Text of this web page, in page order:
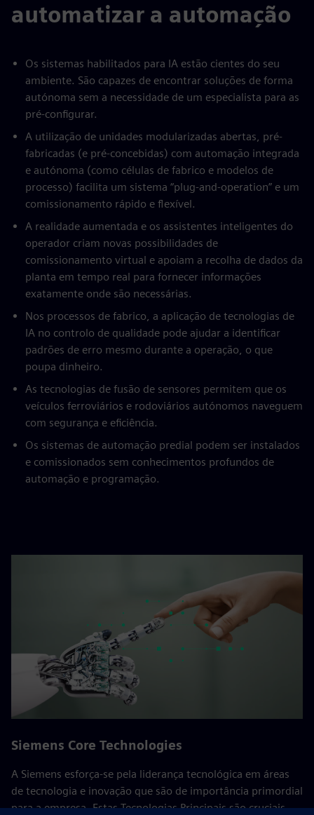
automatizar a automação
Os sistemas habilitados para IA estão cientes do seu
ambiente. São capazes de encontrar soluções de forma
autónoma sem a necessidade de um especialista para as
pré-configurar.
A utilização de unidades modularizadas abertas, pré-
fabricadas (e pré-concebidas) com automação integrada
e autónoma (como células de fabrico e modelos de
processo) facilita um sistema “plug-and-operation” e um
comissionamento rápido e flexível.
A realidade aumentada e os assistentes inteligentes do
operador criam novas possibilidades de
comissionamento virtual e apoiam a recolha de dados da
planta em tempo real para fornecer informações
exatamente onde são necessárias.
Nos processos de fabrico, a aplicação de tecnologias de
IA no controlo de qualidade pode ajudar a identificar
padrões de erro mesmo durante a operação, o que
poupa dinheiro.
As tecnologias de fusão de sensores permitem que os
veículos ferroviários e rodoviários autónomos naveguem
com segurança e eficiência.
Os sistemas de automação predial podem ser instalados
e comissionados sem conhecimentos profundos de
automação e programação.
Siemens Core Technologies
A Siemens esforça-se pela liderança tecnológica em áreas
de tecnologia e inovação que são de importância primordial
para a empresa. Estas Tecnologias Principais são cruciais